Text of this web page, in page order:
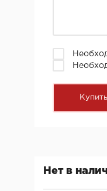
Нет в